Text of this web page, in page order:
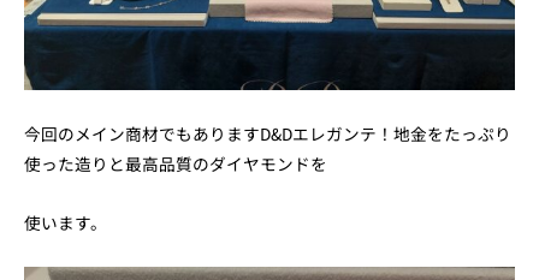
今回のメイン商材でもありますD&Dエレガンテ！地金をたっぷり
使った造りと最高品質のダイヤモンドを
使います。